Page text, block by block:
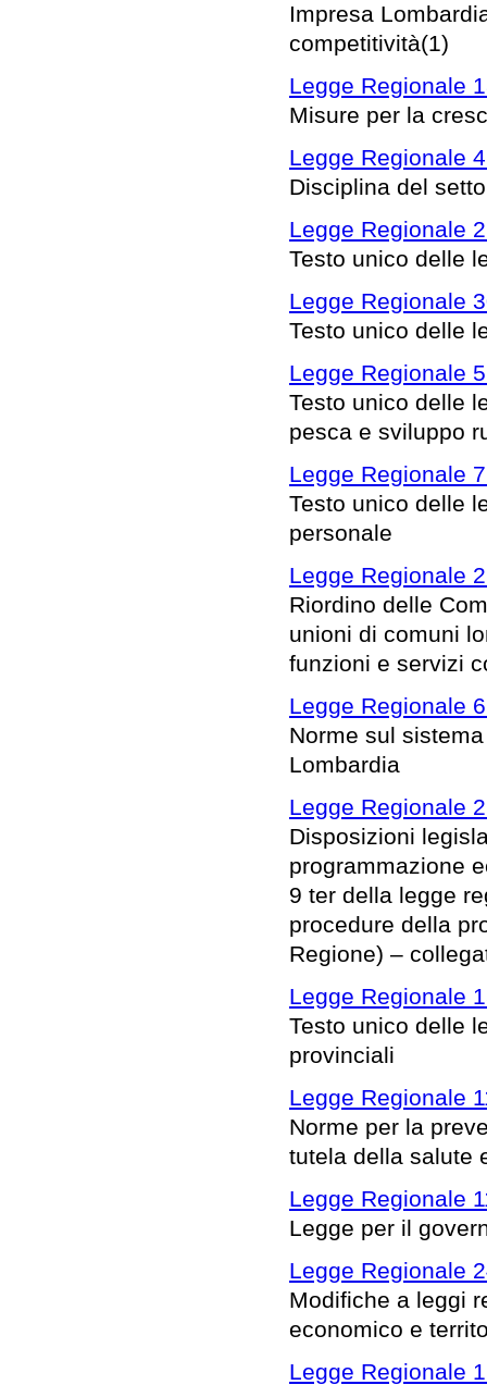
Impresa
competitività(1)
Legge Regionale
Misure per la
Legge Regionale
Disciplina del
Legge Regionale
Testo unico delle
Legge Regionale
Testo unico delle
Legge Regionale
Testo unico delle
pesca e sviluppo
Legge Regionale
Testo unico delle
personale
Legge Regionale
Riordino delle
unioni di comuni
funzioni e servizi
Legge Regionale
Norme sul
Lombardia
Legge Regionale
Disposizioni
programmazione
9 ter della legge
procedure della
Regione) –
Legge Regionale
Testo unico delle
provinciali
Legge Regionale
Norme per la
tutela della salute
Legge Regionale
Legge per il
Legge Regionale
Modifiche a leggi
economico e
Legge Regionale